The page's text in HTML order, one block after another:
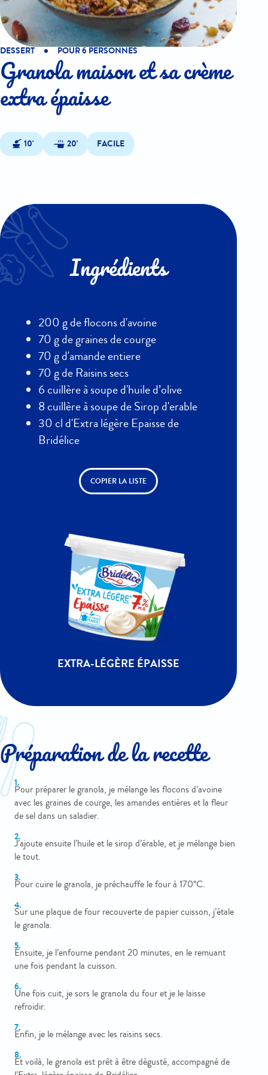
DESSERT POUR 6 PERSONNES
Granola maison et sa crème
extra épaisse
10' 20' FACILE
Ingrédients
200 g de flocons d'avoine
70 g de graines de courge
70 g d'amande entiere
70 g de Raisins secs
6 cuillère à soupe d'huile d’olive
8 cuillère à soupe de Sirop d'erable
30 cl d'Extra légère Epaisse de
Bridélice
COPIER LA LISTE
EXTRA-LÉGÈRE ÉPAISSE
Préparation de la recette
Pour préparer le granola, je mélange les flocons d’avoine
avec les graines de courge, les amandes entières et la fleur
de sel dans un saladier.
J’ajoute ensuite l’huile et le sirop d’érable, et je mélange bien
le tout.
Pour cuire le granola, je préchauffe le four à 170°C.
Sur une plaque de four recouverte de papier cuisson, j’étale
le granola.
Ensuite, je l’enfourne pendant 20 minutes, en le remuant
une fois pendant la cuisson.
Une fois cuit, je sors le granola du four et je le laisse
refroidir.
Enfin, je le mélange avec les raisins secs.
Et voilà, le granola est prêt à être dégusté, accompagné de